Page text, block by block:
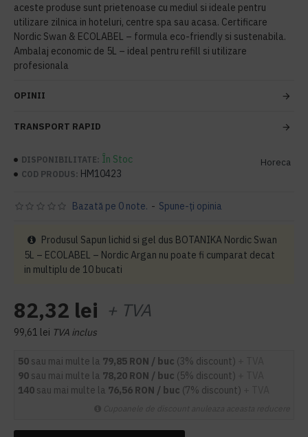
aceste produse sunt prietenoase cu mediul si ideale pentru
utilizare zilnica in hoteluri, centre spa sau acasa. Certificare
Nordic Swan & ECOLABEL – formula eco-friendly si sustenabila.
Ambalaj economic de 5L – ideal pentru refill si utilizare
profesionala
OPINII
TRANSPORT RAPID
DISPONIBILITATE: În Stoc
COD PRODUS: HM10423
Horeca
Bazată pe 0 note. - Spune-ţi opinia
82,32 lei + TVA
99,61 lei TVA inclus
Produsul Sapun lichid si gel dus BOTANIKA Nordic Swan
5L – ECOLABEL – Nordic Argan nu poate fi cumparat decat
in multiplu de 10 bucati
50 sau mai multe la 79,85 RON / buc (3% discount)
90 sau mai multe la 78,20 RON / buc (5% discount)
140 sau mai multe la 76,56 RON / buc (7% discount)